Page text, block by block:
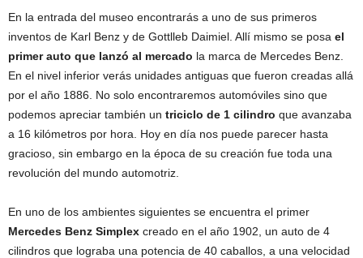
En la entrada del museo encontrarás a uno de sus primeros
inventos de Karl Benz y de Gottlleb Daimiel. Allí mismo se posa el
primer auto que lanzó al mercado la marca de Mercedes Benz.
En el nivel inferior verás unidades antiguas que fueron creadas allá
por el año 1886. No solo encontraremos automóviles sino que
podemos apreciar también un triciclo de 1 cilindro que avanzaba
a 16 kilómetros por hora. Hoy en día nos puede parecer hasta
gracioso, sin embargo en la época de su creación fue toda una
revolución del mundo automotriz.
En uno de los ambientes siguientes se encuentra el primer
Mercedes Benz Simplex creado en el año 1902, un auto de 4
cilindros que lograba una potencia de 40 caballos, a una velocidad